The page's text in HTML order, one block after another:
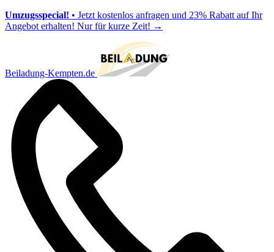
Umzugsspecial! • Jetzt kostenlos anfragen und 23% Rabatt auf Ihr
Angebot erhalten! Nur für kurze Zeit! →
Beiladung-Kempten.de